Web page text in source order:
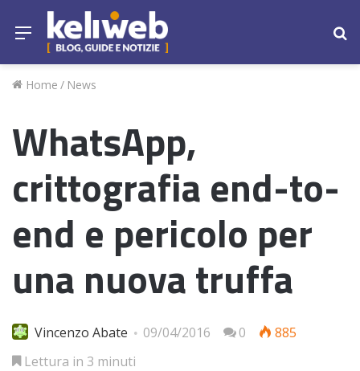
Menu
Home / News
WhatsApp,
crittografia end-to-
end e pericolo per
una nuova truffa
Vincenzo Abate 09/04/2016 0
885
Lettura in 3 minuti